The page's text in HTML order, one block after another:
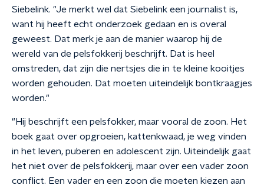
Siebelink. "Je merkt wel dat Siebelink een journalist is,
want hij heeft echt onderzoek gedaan en is overal
geweest. Dat merk je aan de manier waarop hij de
wereld van de pelsfokkerij beschrijft. Dat is heel
omstreden, dat zijn die nertsjes die in te kleine kooitjes
worden gehouden. Dat moeten uiteindelijk bontkraagjes
worden."
"Hij beschrijft een pelsfokker, maar vooral de zoon. Het
boek gaat over opgroeien, kattenkwaad, je weg vinden
in het leven, puberen en adolescent zijn. Uiteindelijk gaat
het niet over de pelsfokkerij, maar over een vader zoon
conflict. Een vader en een zoon die moeten kiezen aan